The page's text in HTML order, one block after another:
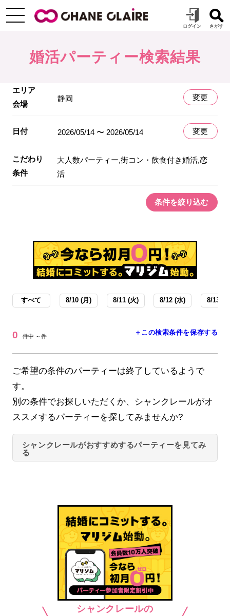
婚活パーティー検索結果
エリア
会場
静岡 変更
日付 2026/05/14 〜 2026/05/14 変更
こだわり
条件
大人数パーティー,街コン・飲食付き婚活,恋
活
条件を絞り込む
すべて 8/10 (月) 8/11 (火) 8/12 (水) 8/13 (
0 件中 ～件 ＋この検索条件を保存する
ご希望の条件のパーティーは終了しているようで
す。
別の条件でお探しいただくか、シャンクレールがオ
ススメするパーティーを探してみませんか?
シャンクレールがおすすめするパーティーを見てみ
る
シャンクレールの